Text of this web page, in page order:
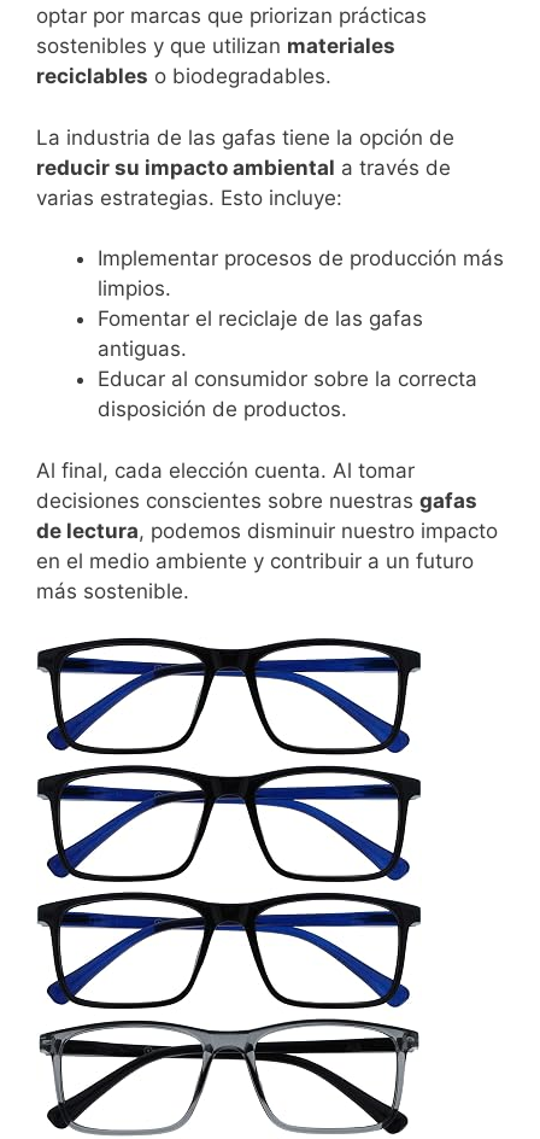
optar por marcas que priorizan prácticas
sostenibles y que utilizan materiales
reciclables o biodegradables.
La industria de las gafas tiene la opción de
reducir su impacto ambiental a través de
varias estrategias. Esto incluye:
Implementar procesos de producción más
limpios.
Fomentar el reciclaje de las gafas
antiguas.
Educar al consumidor sobre la correcta
disposición de productos.
Al final, cada elección cuenta. Al tomar
decisiones conscientes sobre nuestras gafas
de lectura, podemos disminuir nuestro impacto
en el medio ambiente y contribuir a un futuro
más sostenible.